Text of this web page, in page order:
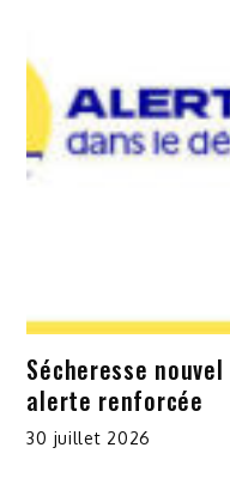
Sécheresse
alerte renforcée
30 juillet 2026